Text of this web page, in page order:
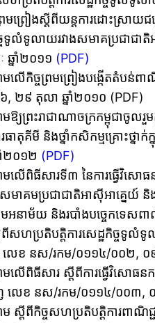
ព្រៀងស្តីពីយន្តការដោះស្រាយជ
ចទូលំទូលាយរវាងសមាគប្រជាជ
ឆ្នាំ២០១១ (PDF)
លើកិច្ចព្រមព្រៀងបង្កើតតំបន់
២៩ តុលា ឆ្នាំ២០១០ (PDF)
យព្រះរាជាណាចក្រកម្ពុជាចូល
ាតុគីមី និងថ្នាំកសិកម្មគ្រោះថ្នា
២០១២ (PDF)
ើពិធីសារទី៣ នៃការធ្វើវិសោធ
សមាគមប្រជាជាតិអាស៊ីអាគ្នេយ៍
នាម័យ និងរបាំងបច្ចេកទេសពា
ពីសហប្រតិបត្តិការសេដ្ឋកិច្ចទូលំ
លេខ នស/រកម/០១១៤/០០២, ០៩
ើពិធីសារ ស្តីពីការធ្វើវិសោធន
លេខ នស/រកម/០១១៤/០០៣, ០
តីពីកិច្ចសហប្រតិបត្តិការពាណិជ្ជក